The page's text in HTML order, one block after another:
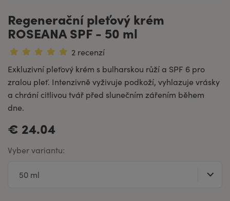
Regenerační pleťový krém
ROSEANA SPF - 50 ml
2 recenzí
Exkluzivní pleťový krém s bulharskou růží a SPF 6 pro
zralou pleť. Intenzivně vyživuje podkoží, vyhlazuje vrásky
a chrání citlivou tvář před slunečním zářením během
dne.
€ 24.04
Vyber variantu: